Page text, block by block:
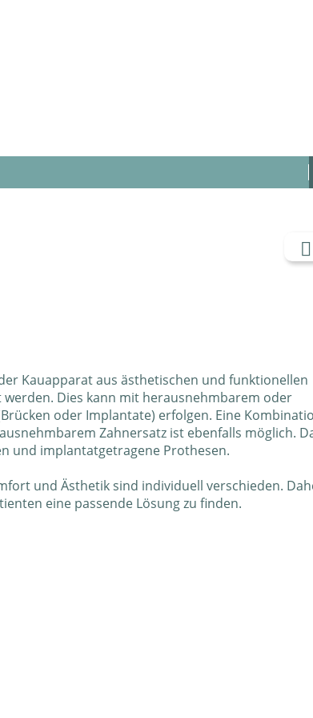
Kauapparat aus ästhetischen und funktionellen
Dies kann mit herausnehmbarem oder
oder Implantate) erfolgen. Eine
Zahnersatz ist ebenfalls möglich.
und implantatgetragene Prothesen.
und Ästhetik sind individuell verschieden.
eine passende Lösung zu finden.